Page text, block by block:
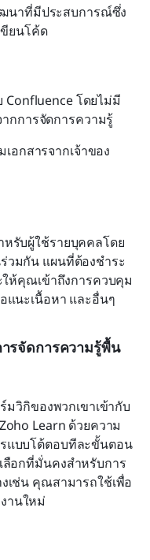
ฒนาที่มีประสบการณ์ซึ่ง
ยนโค้ด
Confluence โดยไม่มี
กการจัดการความรู้
อกสารจากเจ้าของ
รับผู้ใช้รายบุคคลโดย
วมกัน แผนที่ต้องชำระ
ให้คุณเข้าถึงการควบคุม
แนะเนื้อหา และอื่นๆ
รจัดการความรู้พื้น
มวิกิของพวกเขาเข้ากับ
Learn ด้วยความ
แบบโต้ตอบทีละขั้นตอน
ลือกที่มั่นคงสำหรับการ
เช่น คุณสามารถใช้เพื่อ
านใหม่